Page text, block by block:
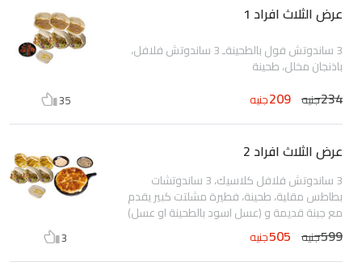
عرض الثلاث افراد 1
3 ساندوتش فول بالطحينةـ 3 ساندوتش فلافل،
باذنجان مخلل، طحينة
234جنيه 209جنيه 35
عرض الثلاث افراد 2
3 ساندوتش فلافل كلاسيك، 3 ساندوتشات
بطاطس مقلية، طحينة، فطيرة مشلتت كبير يقدم
مع جبنة قديمة و (عسل اسود بالطحينة او عسل)
599جنيه 505جنيه 3